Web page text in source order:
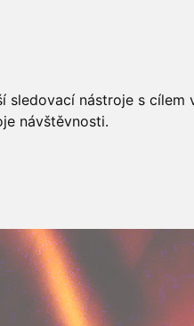
nástroje s
návštěvnosti.